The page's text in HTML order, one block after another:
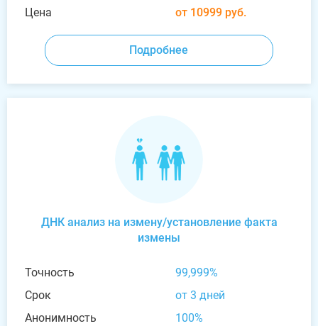
Цена
от 10999 руб.
Подробнее
ДНК анализ на измену/установление факта
измены
Точность
99,999%
Срок
от 3 дней
Анонимность
100%